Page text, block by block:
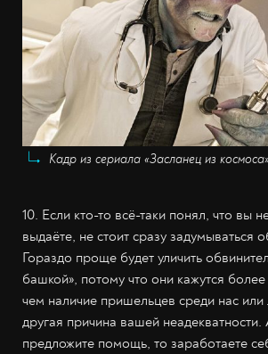
Кадр из сериала «Засланец из
10. Если кто-то всё-таки понял, что вы
выдаёте, не стоит сразу задумываться
Гораздо проще будет уличить
башкой», потому что они кажутся
чем наличие пришельцев среди нас
другая причина вашей
предложите помощь, то заработаете